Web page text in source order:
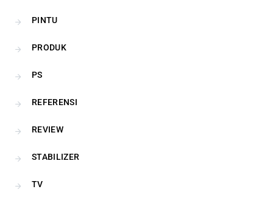
PINTU
PRODUK
PS
REFERENSI
REVIEW
STABILIZER
TV